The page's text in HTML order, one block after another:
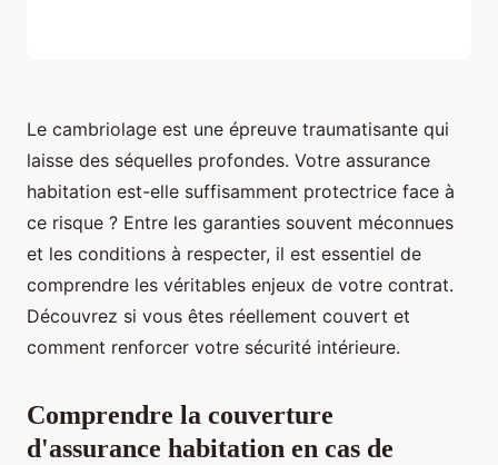
Le cambriolage est une épreuve traumatisante qui
laisse des séquelles profondes. Votre assurance
habitation est-elle suffisamment protectrice face à
ce risque ? Entre les garanties souvent méconnues
et les conditions à respecter, il est essentiel de
comprendre les véritables enjeux de votre contrat.
Découvrez si vous êtes réellement couvert et
comment renforcer votre sécurité intérieure.
Comprendre la couverture
d'assurance habitation en cas de